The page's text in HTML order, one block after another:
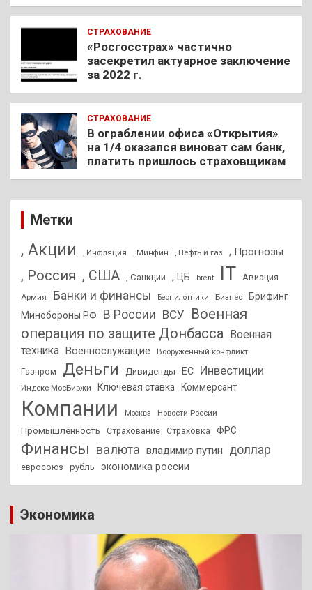
СТРАХОВАНИЕ
«Росгосстрах» частично
засекретил актуарное заключение
за 2022 г.
СТРАХОВАНИЕ
В ограблении офиса «Открытия»
на 1/4 оказался виноват сам банк,
платить пришлось страховщикам
Метки
, Акции , Инфляция , Минфин , Нефть и газ , Прогнозы
, Россия , США , Санкции , ЦБ brent IT Авиация
Армия Банки и финансы Беспилотники Бизнес
Брифинг
Минобороны РФ
В России ВСУ Военная
операция по защите Донбасса Военная
техника Военнослужащие Вооруженный конфликт
Газпром Деньги Дивиденды ЕС Инвестиции
Индекс МосБиржи Ключевая ставка Коммерсант
Компании Москва Новости России
Промышленность Страхование Страховка ФРС
Финансы валюта владимир путин доллар
евросоюз рубль экономика россии
Экономика